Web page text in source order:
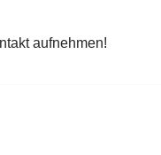
aufnehmen!